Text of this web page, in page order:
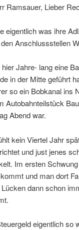
Ramsauer, Lieber
eigentlich was ihre
Anschlussstellen
Jahre- lang eine
in der Mitte geführt
so ein Bobkanal ins
Autobahnteilstück
Abend war.
kein Viertel Jahr
und just jenes
Im ersten
und man dort
dann schon
eigentlich so